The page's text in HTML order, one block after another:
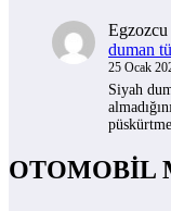
duman
25 Ocak
Siyah
OTOMOBİL